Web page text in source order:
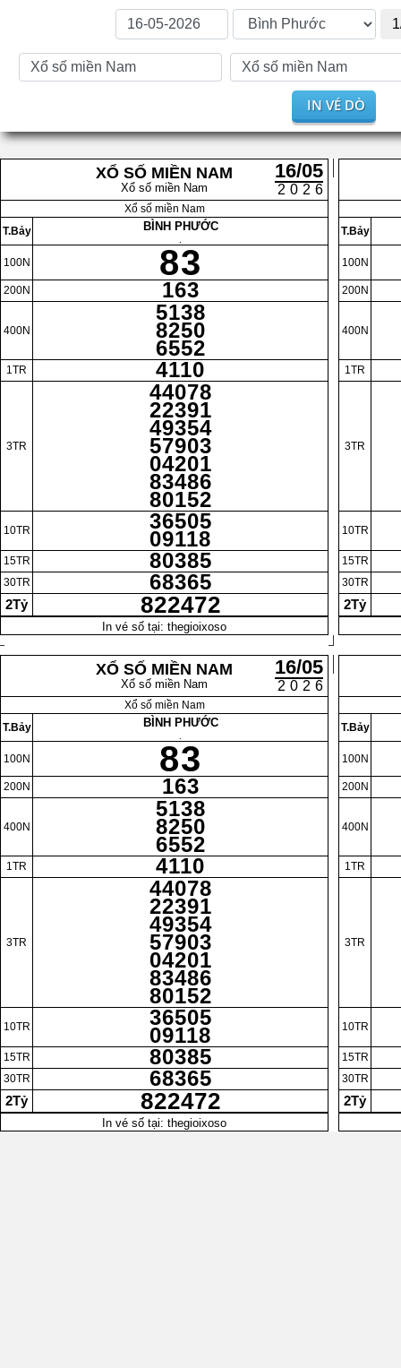
IN VÉ DÒ
XỔ SỐ MIỀN NAM
Xổ số miền Nam
16/05
2026
Xổ số miền Nam
T.Bảy
100N
200N
400N
1TR
3TR
10TR
15TR
30TR
2Tỷ
BÌNH PHƯỚC
83
163
5138
8250
6552
4110
44078
22391
49354
57903
04201
83486
80152
36505
09118
80385
68365
822472
In vé số tại: thegioixoso
T.Bảy
100N
200N
400N
1TR
3TR
10TR
15TR
30TR
2Tỷ
XỔ SỐ MIỀN NAM
Xổ số miền Nam
16/05
2026
Xổ số miền Nam
T.Bảy
100N
200N
400N
1TR
3TR
10TR
15TR
30TR
2Tỷ
BÌNH PHƯỚC
83
163
5138
8250
6552
4110
44078
22391
49354
57903
04201
83486
80152
36505
09118
80385
68365
822472
In vé số tại: thegioixoso
T.Bảy
100N
200N
400N
1TR
3TR
10TR
15TR
30TR
2Tỷ